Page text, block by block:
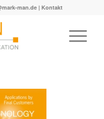
man.de | Kontakt